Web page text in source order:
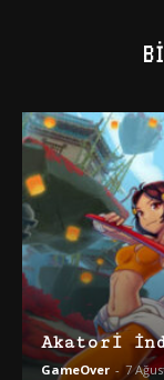
Akatori
GameOver - 7